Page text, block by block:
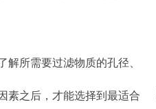
所需要过滤物质的孔径、
素之后，才能选择到最适合